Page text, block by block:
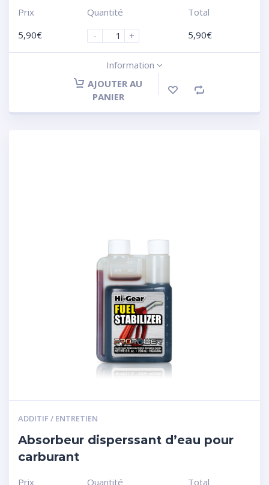
Prix
5,90€
Quantité
-
+
Total
5,90€
Information
AJOUTER AU
PANIER
ADDITIF / ENTRETIEN
Absorbeur disperssant d’eau pour
carburant
Prix Quantité Total